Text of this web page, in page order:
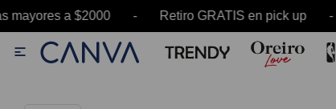
a $2000 - Retiro GRATIS en pick up
